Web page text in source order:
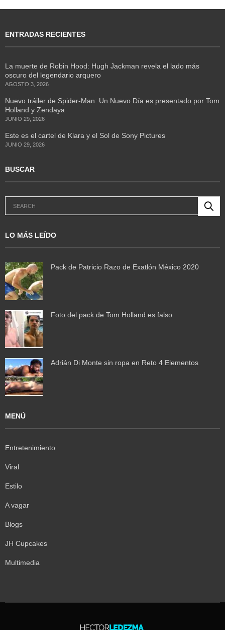
ENTRADAS RECIENTES
La muerte de Robin Hood: Hugh Jackman revela el lado más
oscuro del legendario arquero
AGOSTO 3, 2026
Nuevo tráiler de Spider-Man: Un Nuevo Día es presentado por Tom
Holland y Zendaya
JUNIO 29, 2026
Este es el cartel de Klara y el Sol de Sony Pictures
JUNIO 29, 2026
BUSCAR
LO MÁS LEÍDO
Pack de Patricio Razo de Exatlón México 2020
Foto del pack de Tom Holland es falso
Adrián Di Monte sin ropa en Reto 4 Elementos
MENÚ
Entretenimiento
Viral
Estilo
A vagar
Blogs
JH Cupcakes
Multimedia